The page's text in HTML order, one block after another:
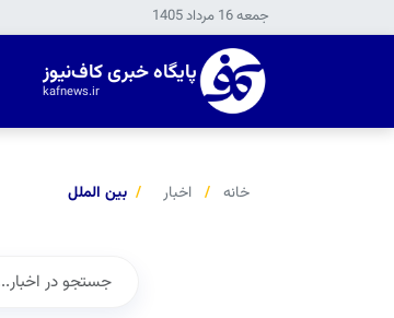
جمعه 16 مرداد 1405
پایگاه خبری کاف‌نیوز
kafnews.ir
خانه اخبار بین الملل